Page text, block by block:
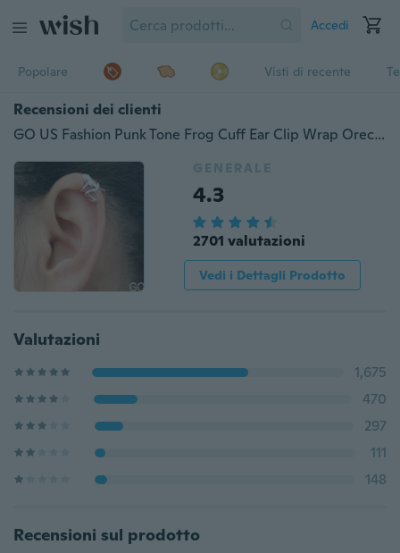
Accedi
Popolare Visti di recente
Recensioni dei clienti
GO US Fashion Punk Tone Frog Cuff Ear Clip Wrap Orecchino 1PC
GENERALE
4.3
2701 valutazioni
Vedi i Dettagli Prodotto
Valutazioni
1,675
470
297
111
148
Recensioni sul prodotto